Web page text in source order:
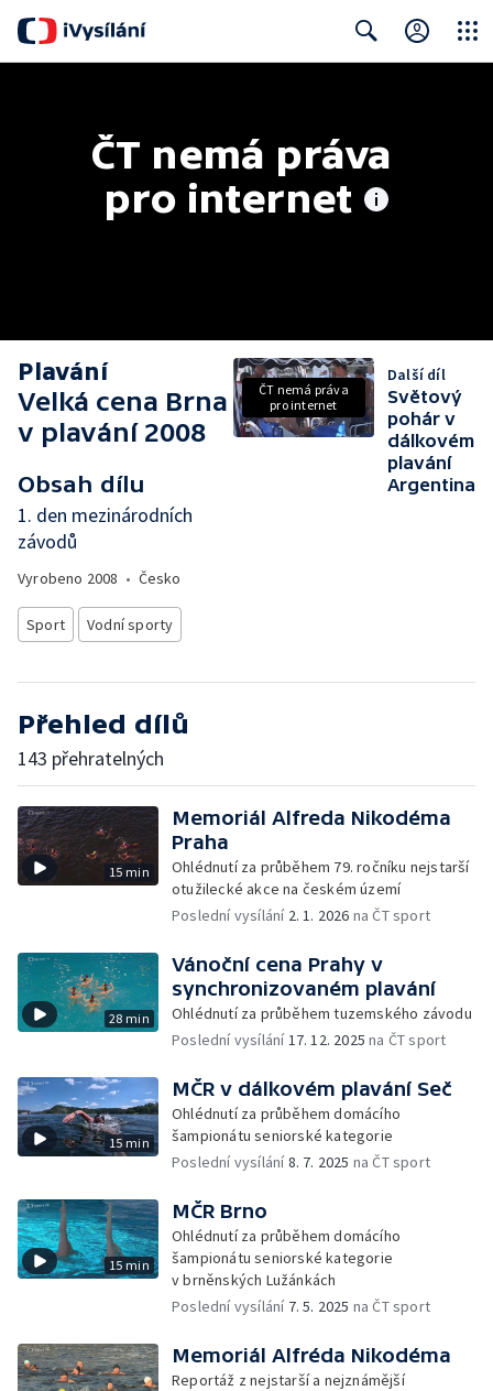
ČT nemá práva
pro internet
Plavání
Velká cena Brna
v plavání 2008
Obsah dílu
1. den mezinárodních
závodů
Vyrobeno 2008 • Česko
Sport Vodní sporty
ČT nemá práva
pro internet
Další díl
Světový
pohár v
dálkovém
plavání
Argentina
Přehled dílů
143 přehratelných
15 min
Memoriál Alfreda Nikodéma
Praha
Ohlédnutí za průběhem 79. ročníku nejstarší
otužilecké akce na českém území
Poslední vysílání 2. 1. 2026 na ČT sport
28 min
Vánoční cena Prahy v
synchronizovaném plavání
Ohlédnutí za průběhem tuzemského závodu
Poslední vysílání17. 12. 2025 na ČT sport
15 min
MČR v dálkovém plavání Seč
Ohlédnutí za průběhem domácího
šampionátu seniorské kategorie
Poslední vysílání8. 7. 2025 na ČT sport
15 min
MČR Brno
Ohlédnutí za průběhem domácího
šampionátu seniorské kategorie
v brněnských Lužánkách
Poslední vysílání 7. 5. 2025 na ČT sport
Memoriál Alfréda Nikodéma
Reportáž z nejstarší a nejznámější